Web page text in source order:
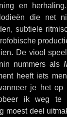
en
die net
subtiele
De viool
nummers als
heeft iets
je het op
ik weg te
moest deel